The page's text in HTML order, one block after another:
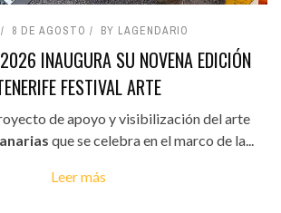
8 DE AGOSTO BY LAGENDARIO
INAUGURA SU NOVENA EDICIÓN
FESTIVAL ARTE
de apoyo y visibilización del arte
que se celebra en el marco de la...
Leer más